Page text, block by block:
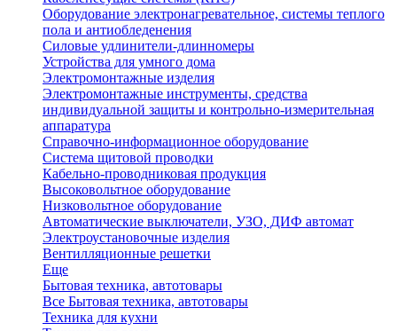
Оборудование электронагревательное, системы теплого
пола и антиобледенения
Силовые удлинители-длинномеры
Устройства для умного дома
Электромонтажные изделия
Электромонтажные инструменты, средства
индивидуальной защиты и контрольно-измерительная
аппаратура
Справочно-информационное оборудование
Система щитовой проводки
Кабельно-проводниковая продукция
Высоковольтное оборудование
Низковольтное оборудование
Автоматические выключатели, УЗО, ДИФ автомат
Электроустановочные изделия
Вентилляционные решетки
Еще
Бытовая техника, автотовары
Все Бытовая техника, автотовары
Техника для кухни